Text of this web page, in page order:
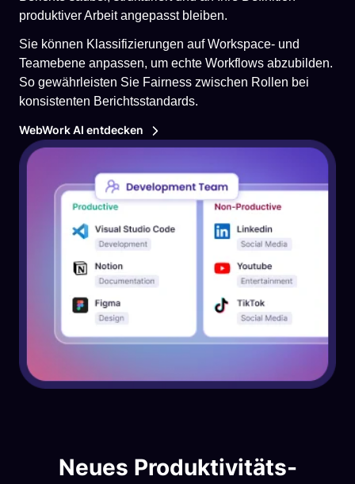
produktiver Arbeit angepasst bleiben.
Sie können Klassifizierungen auf Workspace- und
Teamebene anpassen, um echte Workflows abzubilden.
So gewährleisten Sie Fairness zwischen Rollen bei
konsistenten Berichtsstandards.
WebWork AI entdecken
Neues Produktivitäts-